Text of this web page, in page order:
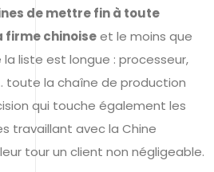
de mettre fin à toute
firme chinoiseet le moins que
la liste est longue : processeur,
toute la chaîne de production
qui touche également les
travaillant avec la Chine
tour un client non négligeable.